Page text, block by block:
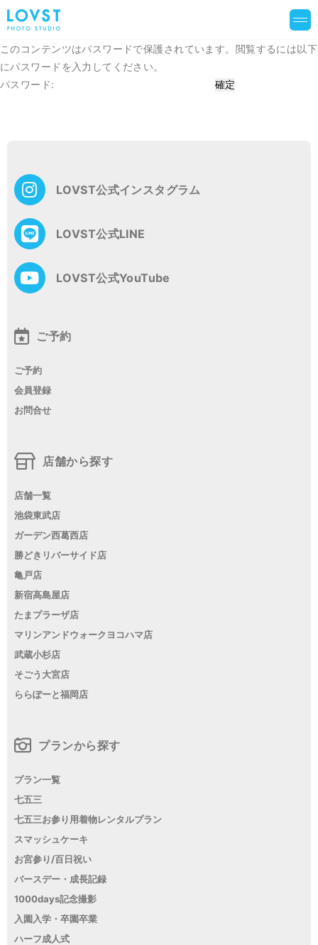
このコンテンツはパスワードで保護されています。閲覧するには以下
にパスワードを入力してください。
パスワード:
LOVST公式インスタグラム
LOVST公式LINE
LOVST公式YouTube
ご予約
ご予約
会員登録
お問合せ
店舗から探す
店舗一覧
池袋東武店
ガーデン西葛西店
勝どきリバーサイド店
亀戸店
新宿高島屋店
たまプラーザ店
マリンアンドウォークヨコハマ店
武蔵小杉店
そごう大宮店
ららぽーと福岡店
プランから探す
プラン一覧
七五三
七五三お参り用着物レンタルプラン
スマッシュケーキ
お宮参り/百日祝い
バースデー・成長記録
1000days記念撮影
入園入学・卒園卒業
ハーフ成人式